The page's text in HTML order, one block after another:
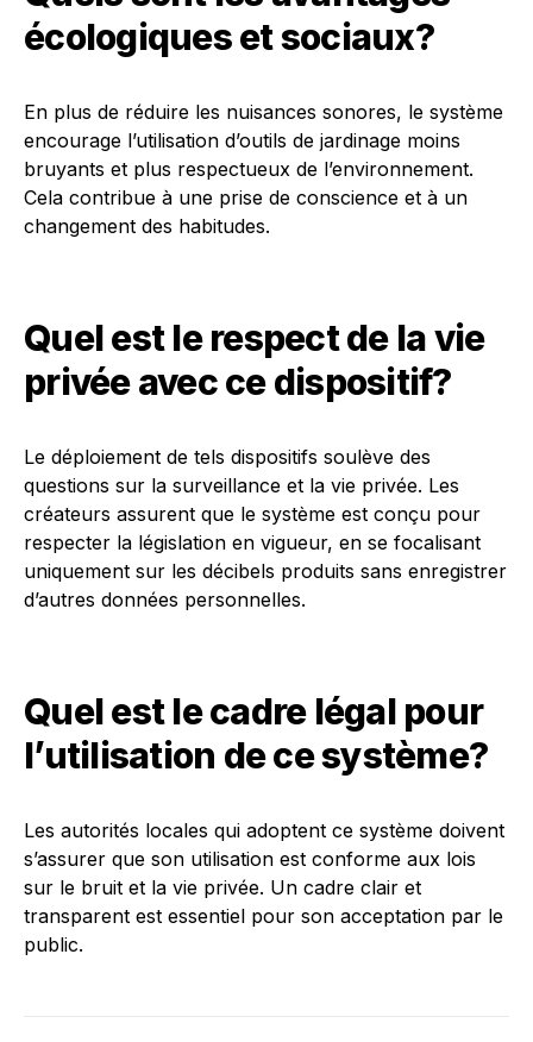
écologiques et sociaux?
En plus de réduire les nuisances sonores, le système
encourage l’utilisation d’outils de jardinage moins
bruyants et plus respectueux de l’environnement.
Cela contribue à une prise de conscience et à un
changement des habitudes.
Quel est le respect de la vie
privée avec ce dispositif?
Le déploiement de tels dispositifs soulève des
questions sur la surveillance et la vie privée. Les
créateurs assurent que le système est conçu pour
respecter la législation en vigueur, en se focalisant
uniquement sur les décibels produits sans enregistrer
d’autres données personnelles.
Quel est le cadre légal pour
l’utilisation de ce système?
Les autorités locales qui adoptent ce système doivent
s’assurer que son utilisation est conforme aux lois
sur le bruit et la vie privée. Un cadre clair et
transparent est essentiel pour son acceptation par le
public.